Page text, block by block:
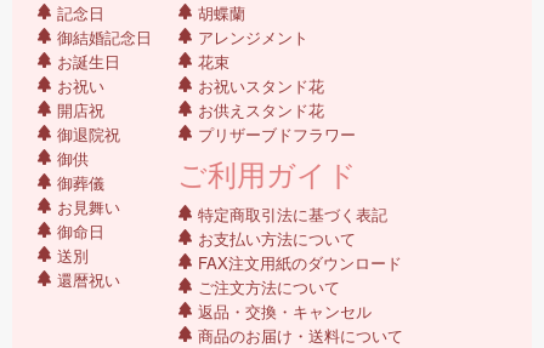
記念日
御結婚記念日
お誕生日
お祝い
開店祝
御退院祝
御供
御葬儀
お見舞い
御命日
送別
還暦祝い
胡蝶蘭
アレンジメント
花束
お祝いスタンド花
お供えスタンド花
プリザーブドフラワー
ご利用ガイド
特定商取引法に基づく表記
お支払い方法について
FAX注文用紙のダウンロード
ご注文方法について
返品・交換・キャンセル
商品のお届け・送料について